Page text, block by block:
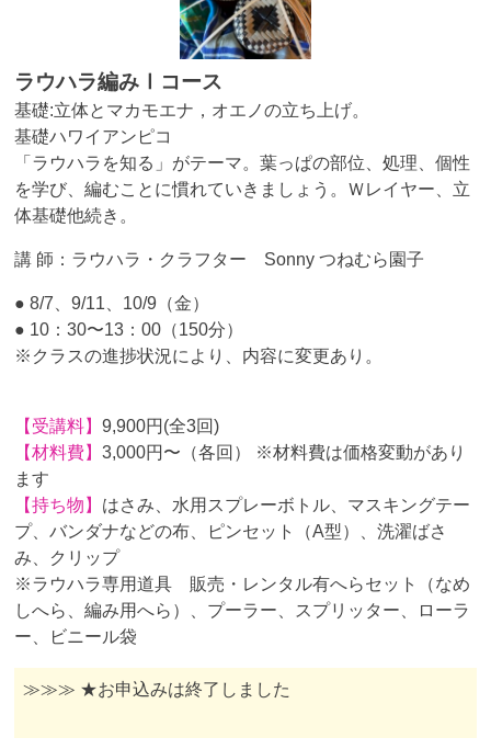
ラウハラ編みⅠコース
基礎:立体とマカモエナ，オエノの立ち上げ。
基礎ハワイアンピコ
「ラウハラを知る」がテーマ。葉っぱの部位、処理、個性
を学び、編むことに慣れていきましょう。Ｗレイヤー、立
体基礎他続き。
講 師：ラウハラ・クラフター Sonny つねむら園子
● 8/7、9/11、10/9（金）
● 10：30〜13：00（150分）
※クラスの進捗状況により、内容に変更あり。
【受講料】9,900円(全3回)
【材料費】3,000円〜（各回） ※材料費は価格変動があり
ます
【持ち物】 はさみ、水用スプレーボトル、マスキングテー
プ、バンダナなどの布、ピンセット（A型）、洗濯ばさ
み、クリップ
※ラウハラ専用道具 販売・レンタル有へらセット（なめ
しへら、編み用へら）、プーラー、スプリッター、ローラ
ー、ビニール袋
≫≫≫ ★お申込みは終了しました